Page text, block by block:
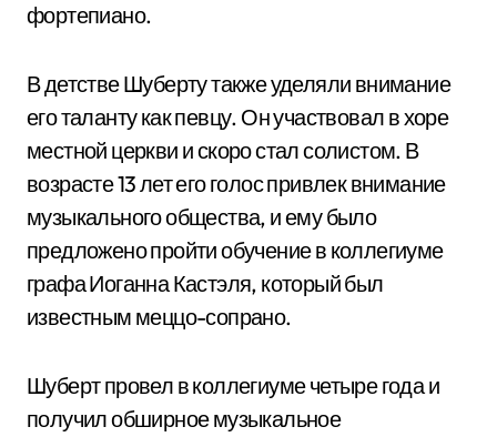
фортепиано.
В детстве Шуберту также уделяли внимание
его таланту как певцу. Он участвовал в хоре
местной церкви и скоро стал солистом. В
возрасте 13 лет его голос привлек внимание
музыкального общества, и ему было
предложено пройти обучение в коллегиуме
графа Иоганна Кастэля, который был
известным меццо-сопрано.
Шуберт провел в коллегиуме четыре года и
получил обширное музыкальное